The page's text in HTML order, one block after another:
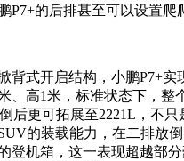
P7+的后排甚至可以设置爬
背式开启结构，小鹏P7+实
、高1米，标准状态下，整
后更可拓展至2221L，不只
的装载能力，在二排放
登机箱，这一表现超越部